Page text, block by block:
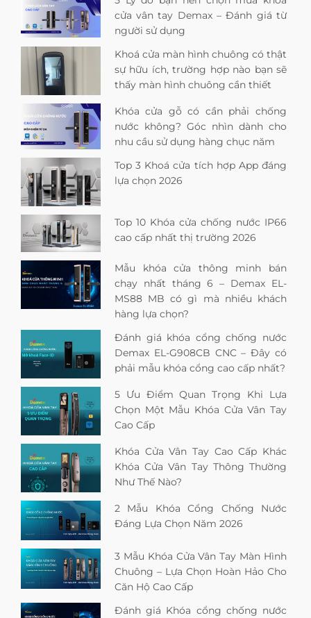
cửa vân tay Demax – Đánh giá từ
người sử dụng
Khoá cửa màn hình chuông có thật
sự hữu ích, trường hợp nào bạn sẽ
thấy màn hình chuông cần thiết
Khóa cửa gỗ có cần phải chống
nước không? Góc nhìn dành cho
nhu cầu sử dụng hàng chục năm
Top 3 Khoá cửa tích hợp App đáng
lựa chọn 2026
Top 10 Khóa cửa chống nước IP66
cao cấp nhất thị trường 2026
Mẫu khóa cửa thông minh bán
chạy nhất tháng 6 – Demax EL-
MS88 MB có gì mà nhiều khách
hàng lựa chọn?
Đánh giá khóa cổng chống nước
Demax EL-G908CB CNC – Đây có
phải mẫu khóa cổng cao cấp nhất?
5 Ưu Điểm Quan Trọng Khi Lựa
Chọn Một Mẫu Khóa Cửa Vân Tay
Cao Cấp
Khóa Cửa Vân Tay Cao Cấp Khác
Khóa Cửa Vân Tay Thông Thường
Như Thế Nào?
2 Mẫu Khóa Cổng Chống Nước
Đáng Lựa Chọn Năm 2026
3 Mẫu Khóa Cửa Vân Tay Màn Hình
Chuông – Lựa Chọn Hoàn Hảo Cho
Căn Hộ Cao Cấp
Đánh giá Khóa cổng chống nước